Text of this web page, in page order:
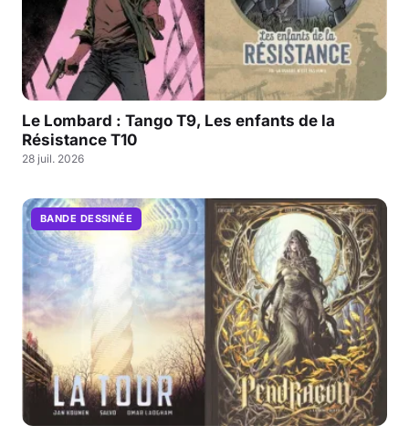
Le Lombard : Tango T9, Les enfants de la
Résistance T10
28 juil. 2026
BANDE DESSINÉE